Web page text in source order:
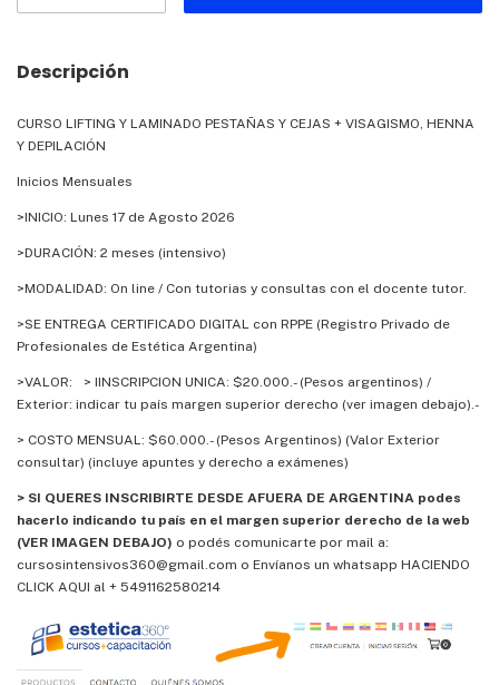
Descripción
CURSO LIFTING Y LAMINADO PESTAÑAS Y CEJAS + VISAGISMO, HENNA
Y DEPILACIÓN
Inicios Mensuales
>INICIO: Lunes 17 de Agosto 2026
>DURACIÓN: 2 meses (intensivo)
>MODALIDAD: On line / Con tutorias y consultas con el docente tutor.
>SE ENTREGA CERTIFICADO DIGITAL con RPPE (Registro Privado de
Profesionales de Estética Argentina)
>VALOR: > IINSCRIPCION UNICA: $20.000.- (Pesos argentinos) /
Exterior: indicar tu país margen superior derecho (ver imagen debajo).-
> COSTO MENSUAL: $60.000.- (Pesos Argentinos) (Valor Exterior
consultar) (incluye apuntes y derecho a exámenes)
> SI QUERES INSCRIBIRTE DESDE AFUERA DE ARGENTINA podes
hacerlo indicando tu país en el margen superior derecho de la web
(VER IMAGEN DEBAJO) o podés comunicarte por mail a:
cursosintensivos360@gmail.com o Envíanos un whatsapp HACIENDO
CLICK AQUI al + 5491162580214